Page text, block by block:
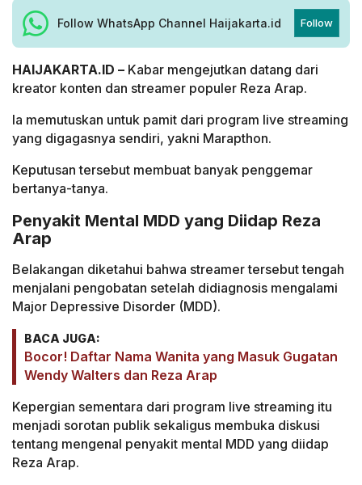
Follow WhatsApp Channel Haijakarta.id Follow
HAIJAKARTA.ID – Kabar mengejutkan datang dari
kreator konten dan streamer populer Reza Arap.
Ia memutuskan untuk pamit dari program live streaming
yang digagasnya sendiri, yakni Marapthon.
Keputusan tersebut membuat banyak penggemar
bertanya-tanya.
Penyakit Mental MDD yang Diidap Reza
Arap
Belakangan diketahui bahwa streamer tersebut tengah
menjalani pengobatan setelah didiagnosis mengalami
Major Depressive Disorder (MDD).
BACA JUGA:
Bocor! Daftar Nama Wanita yang Masuk Gugatan
Wendy Walters dan Reza Arap
Kepergian sementara dari program live streaming itu
menjadi sorotan publik sekaligus membuka diskusi
tentang mengenal penyakit mental MDD yang diidap
Reza Arap.